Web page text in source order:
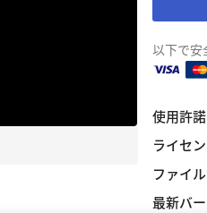
以下で安
使用許諾
ライセ
ファイ
最新バ